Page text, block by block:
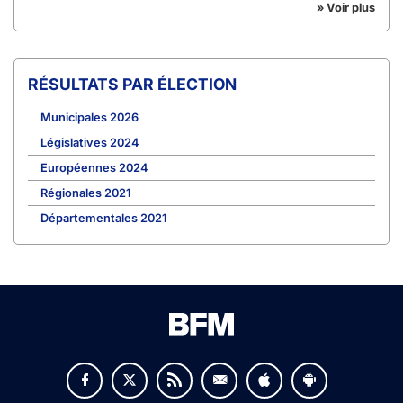
» Voir plus
RÉSULTATS PAR ÉLECTION
Municipales 2026
Législatives 2024
Européennes 2024
Régionales 2021
Départementales 2021